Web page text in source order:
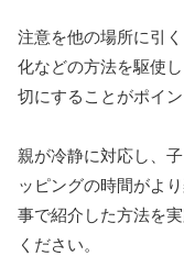
注意を他の場所に引
化などの方法を駆使
切にすることがポイン
親が冷静に対応し、
ッピングの時間がよ
事で紹介した方法を
ください。